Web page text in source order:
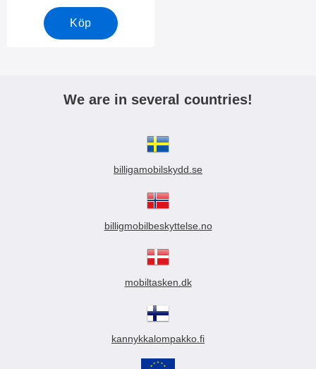
Köp
We are in several countries!
billigamobilskydd.se
billigmobilbeskyttelse.no
mobiltasken.dk
kannykkalompakko.fi